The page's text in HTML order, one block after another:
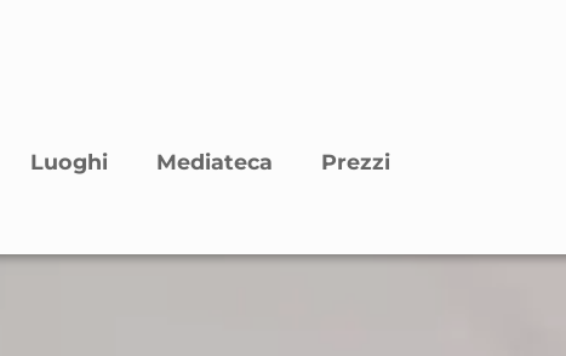
Luoghi Mediateca
Prezzi